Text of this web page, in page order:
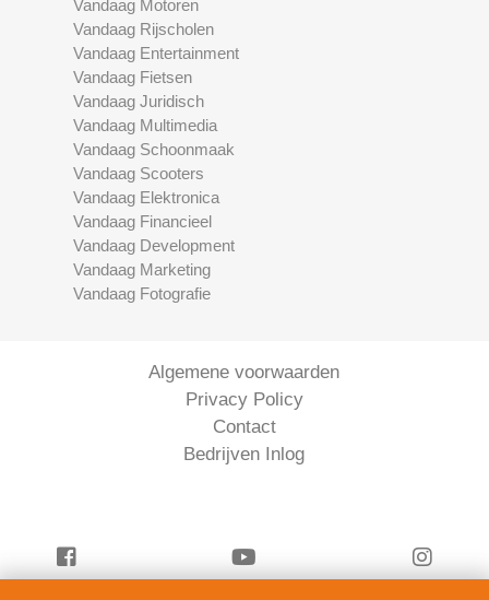
Vandaag Motoren
Vandaag Rijscholen
Vandaag Entertainment
Vandaag Fietsen
Vandaag Juridisch
Vandaag Multimedia
Vandaag Schoonmaak
Vandaag Scooters
Vandaag Elektronica
Vandaag Financieel
Vandaag Development
Vandaag Marketing
Vandaag Fotografie
Algemene voorwaarden
Privacy Policy
Contact
Bedrijven Inlog